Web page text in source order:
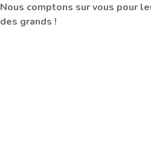
Nous comptons sur vous pour
des grands !